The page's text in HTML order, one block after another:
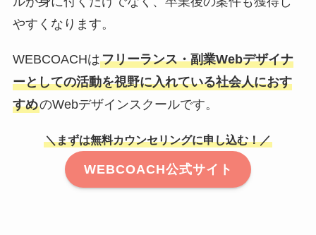
やすくなります。
WEBCOACHはフリーランス・副業Webデザイナ
ーとしての活動を視野に入れている社会人におす
すめのWebデザインスクールです。
＼まずは無料カウンセリングに申し込む！／
WEBCOACH公式サイト